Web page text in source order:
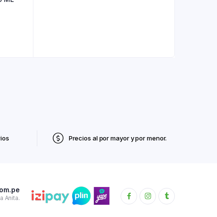
Precios al por mayor y por menor.
Anita.